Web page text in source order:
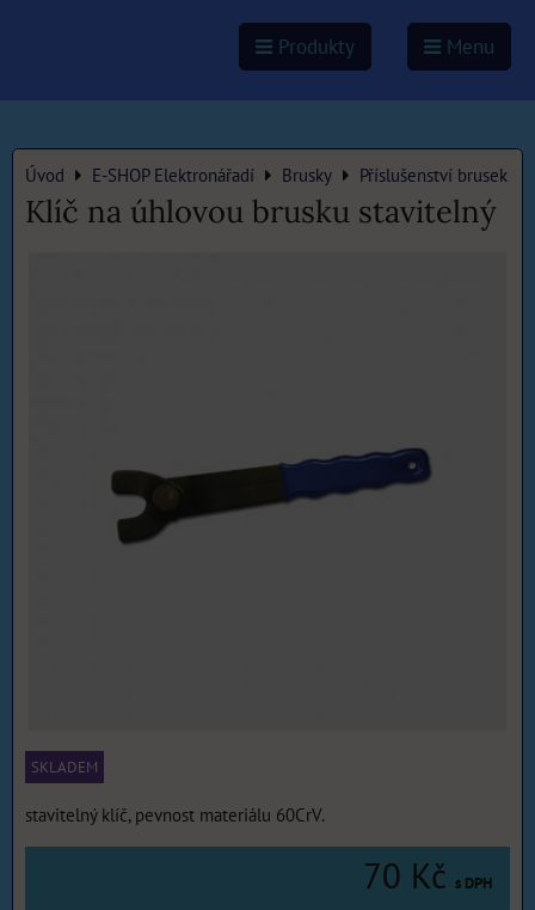
Produkty Menu
Úvod E-SHOP Elektronářadí Brusky Příslušenství brusek
Klíč na úhlovou brusku stavitelný
SKLADEM
stavitelný klíč, pevnost materiálu 60CrV.
70 Kč s DPH